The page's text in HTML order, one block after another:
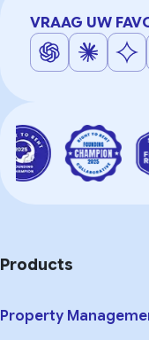
VRAAG UW
Products
Property